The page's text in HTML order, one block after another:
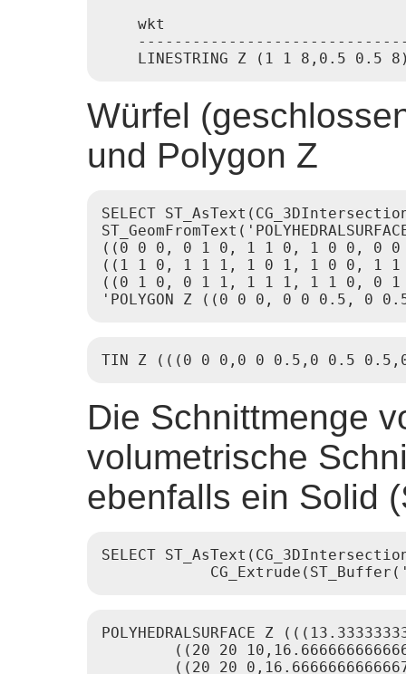
    wkt
Würfel
und Polygon Z
SELECT
((0 0 0, 0 1 0, 1 1 0, 1 0 0, 0
((1 1 0, 1 1 1, 1 0 1, 1 0 0, 1
((0 1 0, 0 1 1, 1 1 1, 1 1 0, 0
'POLYGON Z ((0 0 0, 0 0 0.5, 0
TIN Z (((0 0 0,0 0 0.5,0 0.5
Die Schnittmenge
volumetrische
ebenfalls ein Solid
SELECT
POLYHEDRALSURFACE Z
((20 20
((20 20